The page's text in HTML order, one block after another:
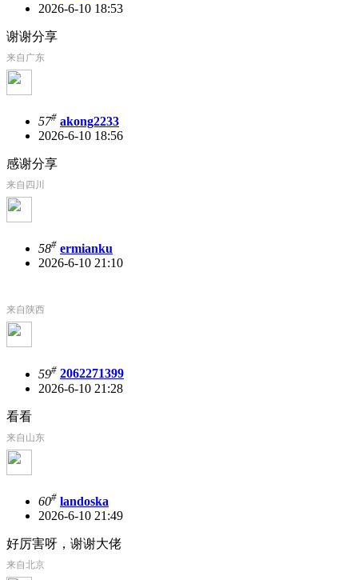
2026-6-10 18:53
谢谢分享
来自广东
57# akong2233
2026-6-10 18:56
感谢分享
来自四川
58# ermianku
2026-6-10 21:10
来自陕西
59# 2062271399
2026-6-10 21:28
看看
来自山东
60# landoska
2026-6-10 21:49
好厉害呀，谢谢大佬
来自北京